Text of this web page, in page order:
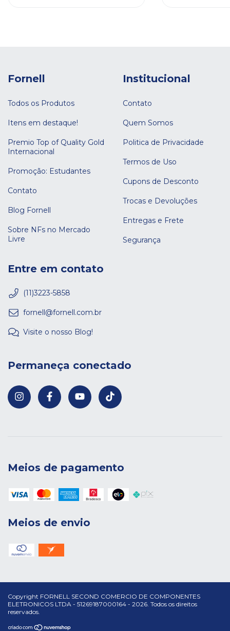
Fornell
Todos os Produtos
Itens em destaque!
Premio Top of Quality Gold
Internacional
Promoção: Estudantes
Contato
Blog Fornell
Sobre NFs no Mercado
Livre
Institucional
Contato
Quem Somos
Politica de Privacidade
Termos de Uso
Cupons de Desconto
Trocas e Devoluções
Entregas e Frete
Segurança
Entre em contato
(11)3223-5858
fornell@fornell.com.br
Visite o nosso Blog!
Permaneça conectado
Meios de pagamento
Meios de envio
Copyright FORNELL SECOND COMERCIO DE COMPONENTES
ELETRONICOS LTDA - 51269187000164 - 2026. Todos os direitos
reservados.